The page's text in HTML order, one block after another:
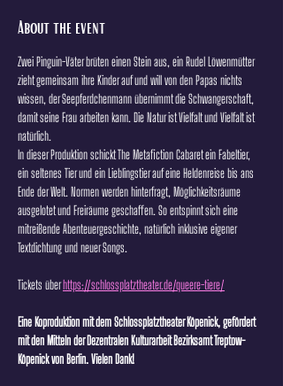
About the event
Zwei Pinguin-Väter brüten einen Stein aus, ein Rudel Löwenmütter
zieht gemeinsam ihre Kinder auf und will von den Papas nichts
wissen, der Seepferdchenmann übernimmt die Schwangerschaft,
damit seine Frau arbeiten kann. Die Natur ist Vielfalt und Vielfalt ist
natürlich.
In dieser Produktion schickt The Metafiction Cabaret ein Fabeltier,
ein seltenes Tier und ein Lieblingstier auf eine Heldenreise bis ans
Ende der Welt. Normen werden hinterfragt, Möglichkeitsräume
ausgelotet und Freiräume geschaffen. So entspinnt sich eine
mitreißende Abenteuergeschichte, natürlich inklusive eigener
Textdichtung und neuer Songs.
Tickets über https://schlossplatztheater.de/queere-tiere/
Eine Koproduktion mit dem Schlossplatztheater Köpenick, gefördert
mit den Mitteln der Dezentralen Kulturarbeit Bezirksamt Treptow-
Köpenick von Berlin. Vielen Dank!